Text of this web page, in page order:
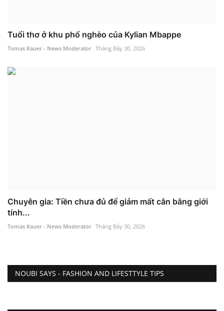
Tuổi thơ ở khu phố nghèo của Kylian Mbappe
Tomas Kauer - News Moderator Tháng Bảy 30, 2026
Chuyên gia: Tiền chưa đủ để giảm mất cân bằng giới
tính...
Tomas Kauer - News Moderator Tháng Bảy 30, 2026
NOUBI SAYS - FASHION AND LIFESTTYLE TIPS